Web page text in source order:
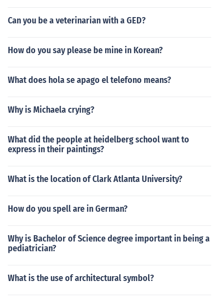
Can you be a veterinarian with a GED?
How do you say please be mine in Korean?
What does hola se apago el telefono means?
Why is Michaela crying?
What did the people at heidelberg school want to
express in their paintings?
What is the location of Clark Atlanta University?
How do you spell are in German?
Why is Bachelor of Science degree important in being a
pediatrician?
What is the use of architectural symbol?